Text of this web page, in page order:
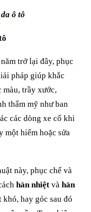
ô tô
trở lại đây, phục
pháp giúp khắc
màu, trầy xước,
thẩm mỹ như ban
các dòng xe cổ khi
một hiếm hoặc sửa
này, phục chế và
hàn nhiệt và hàn
hay góc sau đó